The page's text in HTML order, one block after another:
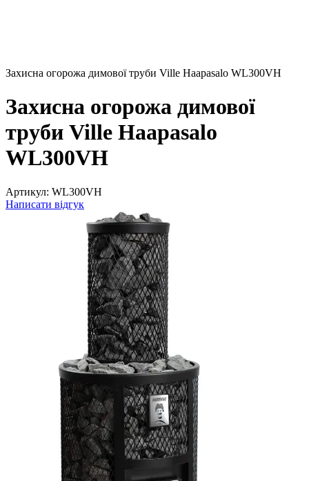
Захисна огорожа димової труби Ville Haapasalo WL300VH
Захисна огорожа димової
труби Ville Haapasalo
WL300VH
Артикул: WL300VH
Написати відгук